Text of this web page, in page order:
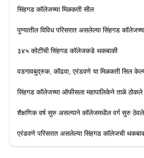
सिंहगड कॉलेजच्या मिळकती सील
पुण्यातील विविध परिसरात असलेल्या सिंहगड
३४५ कोटींची सिंहगड कॉलेजकडे थकबाकी
वडगावबुद्रुक, कोंढवा, एरंडवणे या मिळकती सिल
सिंहगड कॉलेजच्या ऑफीसला महापालिकेने ताळे
शैक्षणिक वर्ष सुरु असल्याने कॉलेजमधील वर्ग सुरु
एरंडवणे परिसरात असलेल्या सिंहगड कॉलेजची